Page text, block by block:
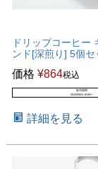
ドリップコーヒー
ンド[深煎り] 5個セ
価格 ¥864税込
販売期間
2024/09/01 10:00〜
詳細を見る